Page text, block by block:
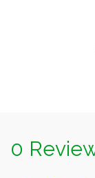
0